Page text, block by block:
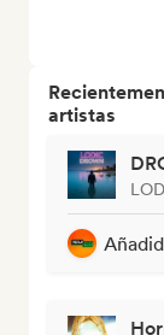
artistas